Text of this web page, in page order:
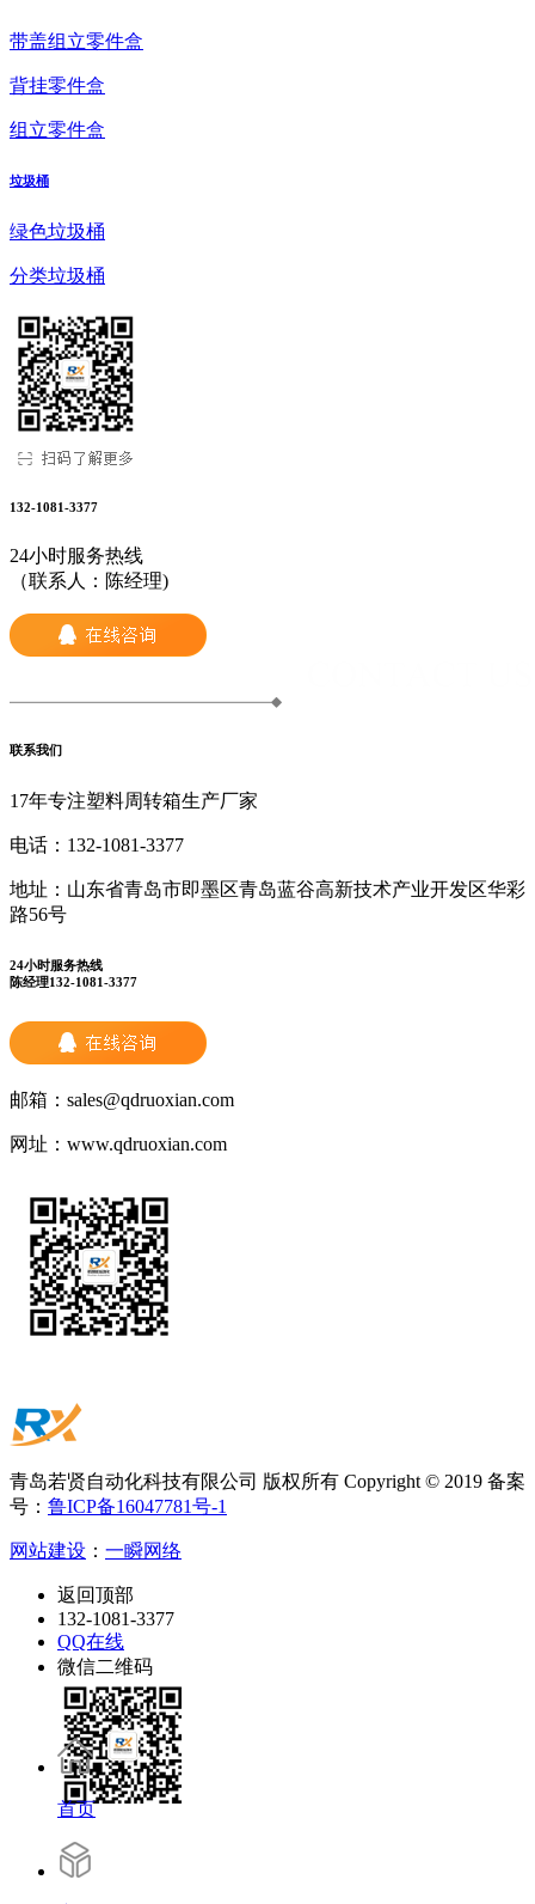
带盖组立零件盒
背挂零件盒
组立零件盒
垃圾桶
绿色垃圾桶
分类垃圾桶
132-1081-3377
24小时服务热线
（联系人：陈经理)
联系我们
17年专注塑料周转箱生产厂家
电话： 132-1081-3377
地址： 山东省青岛市即墨区青岛蓝谷高新技术产业开发区华彩
路56号
24小时服务热线
陈经理132-1081-3377
邮箱： sales@qdruoxian.com
网址： www.qdruoxian.com
青岛若贤自动化科技有限公司 版权所有 Copyright © 2019 备案
号： 鲁ICP备16047781号-1
网站建设 ： 一瞬网络
返回顶部
132-1081-3377
QQ在线
微信二维码
首页